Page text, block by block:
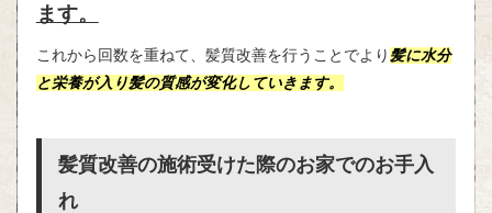
ます。
これから回数を重ねて、髪質改善を行うことでより 髪に水分
と栄養が入り髪の質感が変化していきます。
髪質改善の施術受けた際のお家でのお手入
れ